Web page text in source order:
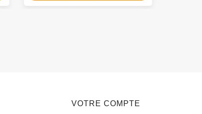
VOTRE COMPTE